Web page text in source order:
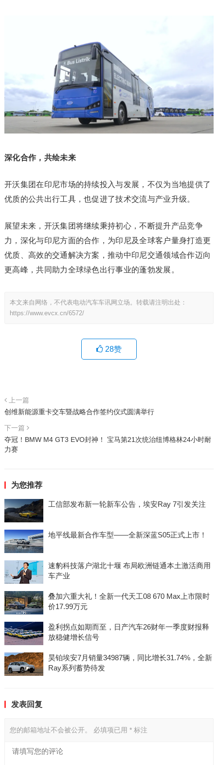
深化合作，共绘未来
开沃集团在印尼市场的持续投入与发展，不仅为当地提供了
优质的公共出行工具，也促进了技术交流与产业升级。
展望未来，开沃集团将继续秉持初心，不断提升产品竞争
力，深化与印尼方面的合作，为印尼及全球客户量身打造更
优质、高效的交通解决方案，推动中印尼交通领域合作迈向
更高峰，共同助力全球绿色出行事业的蓬勃发展。
本文来自网络，不代表电动汽车车讯网立场。转载请注明出处：
https://www.evcx.cn/6572/
28赞
上一篇
创维新能源重卡交车暨战略合作签约仪式圆满举行
下一篇
夺冠！BMW M4 GT3 EVO封神！ 宝马第21次统治纽博格林24小时耐
力赛
为您推荐
工信部发布新一轮新车公告，埃安Ray 7引发关注
地平线最新合作车型——全新深蓝S05正式上市！
速豹科技落户湖北十堰 布局欧洲链通本土激活商用
车产业
叠加六重大礼！全新一代天工08 670 Max上市限时
价17.99万元
盈利拐点如期而至，日产汽车26财年一季度财报释
放稳健增长信号
昊铂埃安7月销量34987辆，同比增长31.74%，全新
Ray系列蓄势待发
发表回复
您的邮箱地址不会被公开。 必填项已用 *标注